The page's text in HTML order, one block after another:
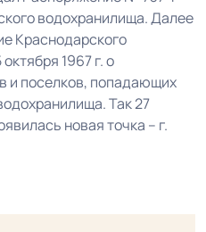
водохранилища. Далее
Краснодарского
1967 г. о
и поселков, попадающих
Так 27
новая точка – г.